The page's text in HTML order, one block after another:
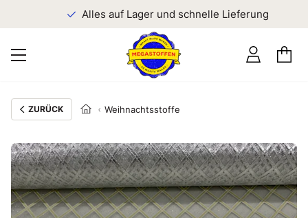
Alles auf Lager und schnelle Lieferung
ZURÜCK Weihnachtsstoffe